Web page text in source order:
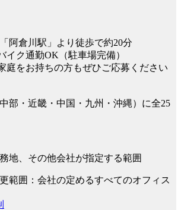
阿倉川駅」より徒歩で約20分
イク通勤OK（駐車場完備）
庭をお持ちの方もぜひご応募ください
部・近畿・中国・九州・沖縄）に全25
地、その他会社が指定する範囲
範囲：会社の定めるすべてのオフィス